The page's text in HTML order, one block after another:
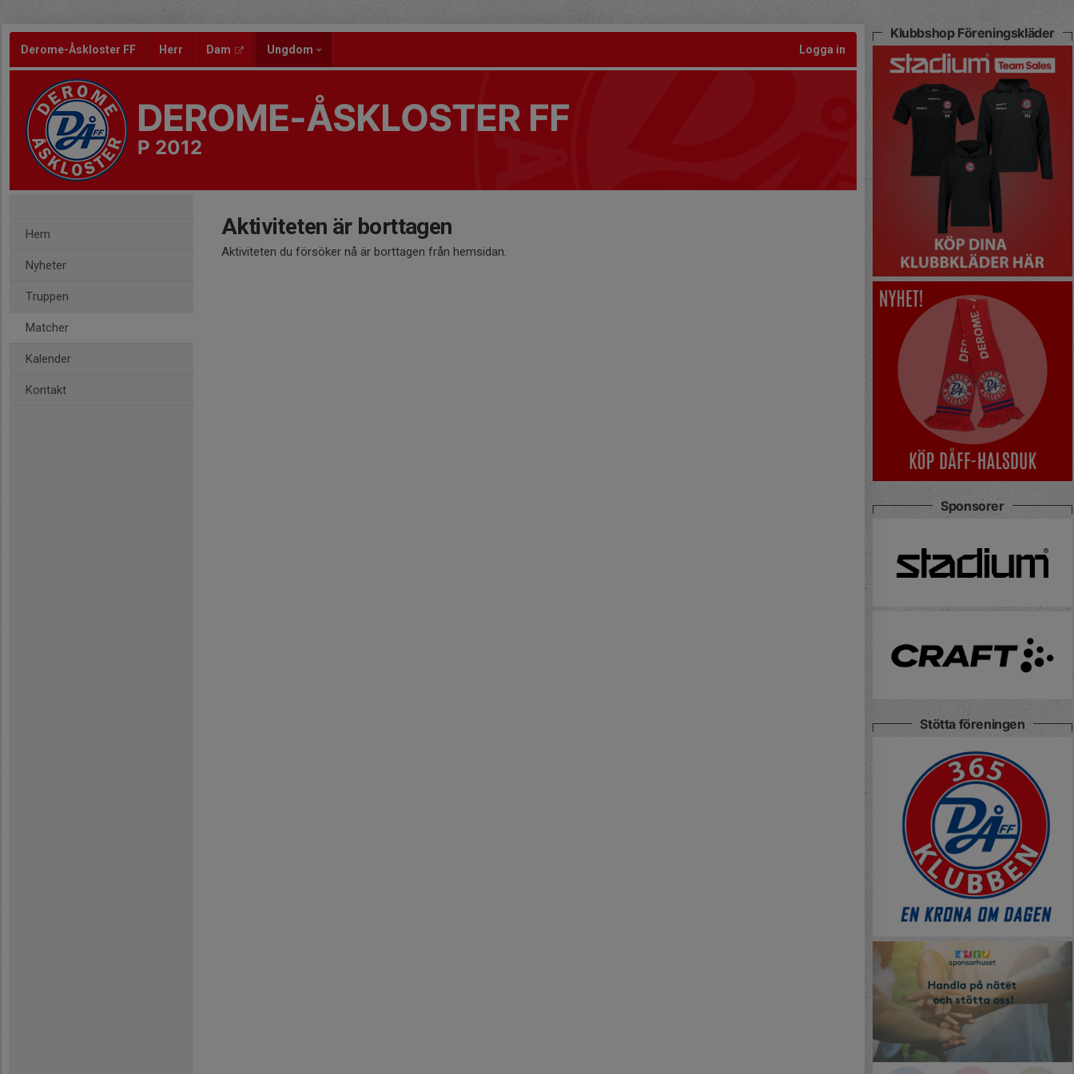
Derome-Åskloster FF Herr Dam Ungdom Logga in
DEROME-ÅSKLOSTER FF
P 2012
Hem
Nyheter
Truppen
Matcher
Kalender
Kontakt
Aktiviteten är borttagen
Aktiviteten du försöker nå är borttagen från hemsidan.
Klubbshop Föreningskläder
Sponsorer
Stötta föreningen